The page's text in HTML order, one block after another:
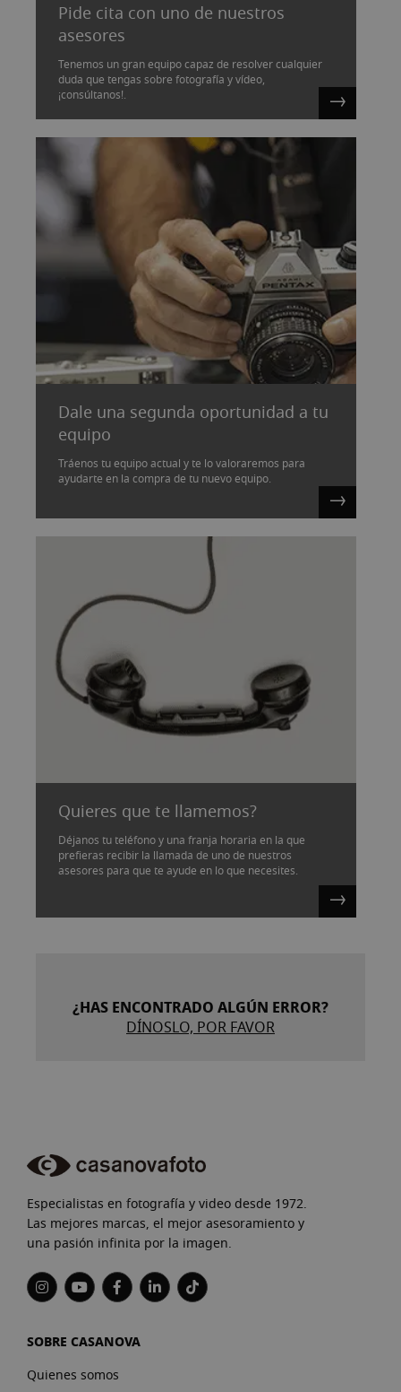
Pide cita con uno de nuestros
asesores
Tenemos un gran equipo capaz de resolver cualquier
duda que tengas sobre fotografía y vídeo,
¡consúltanos!.
Dale una segunda oportunidad a tu
equipo
Tráenos tu equipo actual y te lo valoraremos para
ayudarte en la compra de tu nuevo equipo.
Quieres que te llamemos?
Déjanos tu teléfono y una franja horaria en la que
prefieras recibir la llamada de uno de nuestros
asesores para que te ayude en lo que necesites.
¿HAS ENCONTRADO ALGÚN ERROR?
DÍNOSLO, POR FAVOR
Especialistas en fotografía y video desde 1972.
Las mejores marcas, el mejor asesoramiento y
una pasión infinita por la imagen.
SOBRE CASANOVA
Quienes somos